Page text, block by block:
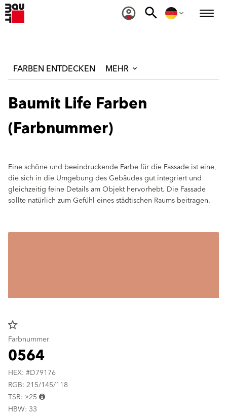
FARBEN ENTDECKEN MEHR
Baumit Life Farben
(Farbnummer)
Eine schöne und beeindruckende Farbe für die Fassade ist eine,
die sich in die Umgebung des Gebäudes gut integriert und
gleichzeitig feine Details am Objekt hervorhebt. Die Fassade
sollte natürlich zum Gefühl eines städtischen Raums beitragen.
star_border
Farbnummer
0564
HEX: #D79176
RGB: 215/145/118
TSR: ≥25
HBW: 33